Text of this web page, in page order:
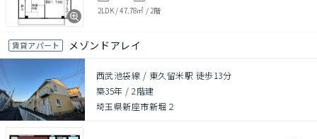
2LDK/47.78㎡ / 2階
賃貸アパート メゾンドアレイ
西武池袋線 / 東久留米駅 徒歩13分
築35年 /2階建
埼玉県新座市新堀２